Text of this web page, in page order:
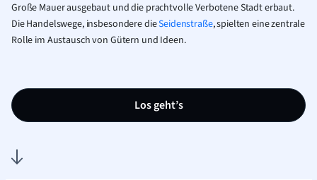
Große Mauer ausgebaut und die prachtvolle Verbotene Stadt erbaut.
Die Handelswege, insbesondere dieSeidenstraße, spielten eine zentrale
Rolle im Austausch von Gütern und Ideen.
Los geht’s